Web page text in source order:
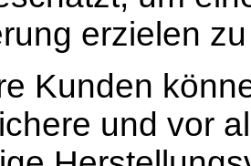
erzielen
Kunden
und vor